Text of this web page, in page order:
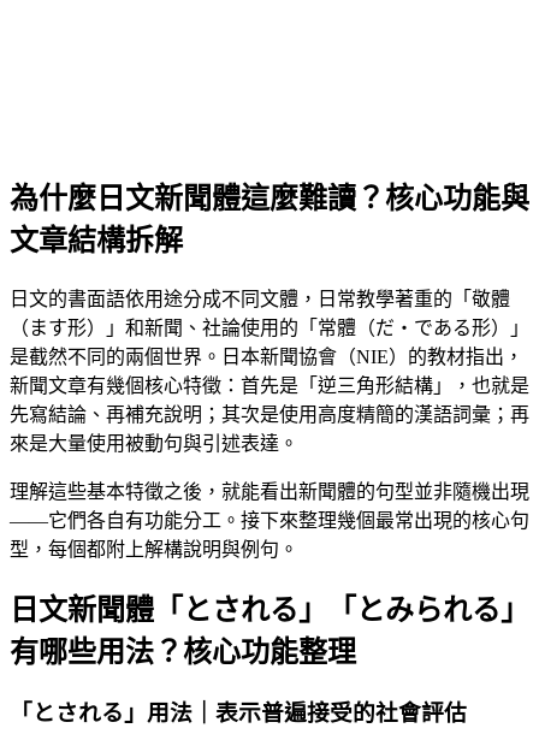
為什麼日文新聞體這麼難讀？核心功能與
文章結構拆解
日文的書面語依用途分成不同文體，日常教學著重的「敬體
（ます形）」和新聞、社論使用的「常體（だ・である形）」
是截然不同的兩個世界。日本新聞協會（NIE）的教材指出，
新聞文章有幾個核心特徵：首先是「逆三角形結構」，也就是
先寫結論、再補充說明；其次是使用高度精簡的漢語詞彙；再
來是大量使用被動句與引述表達。
理解這些基本特徵之後，就能看出新聞體的句型並非隨機出現
——它們各自有功能分工。接下來整理幾個最常出現的核心句
型，每個都附上解構說明與例句。
日文新聞體「とされる」「とみられる」
有哪些用法？核心功能整理
「とされる」用法｜表示普遍接受的社會評估